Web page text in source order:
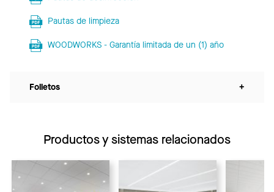
Pautas de limpieza
WOODWORKS - Garantía limitada de un (1) año
Folletos +
Productos y sistemas relacionados